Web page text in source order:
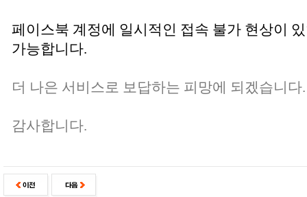
페이스북 계정에 일시적인 접속 불가 현상이
가능합니다.
더 나은 서비스로 보답하는 피망에 되겠습니다.
감사합니다.